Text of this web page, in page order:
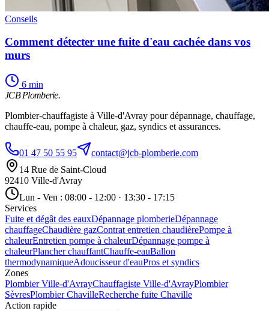
Conseils
Comment détecter une fuite d'eau cachée dans vos
murs
6 min
JCB Plomberie.
Plombier-chauffagiste à Ville-d'Avray pour dépannage, chauffage,
chauffe-eau, pompe à chaleur, gaz, syndics et assurances.
01 47 50 55 95
contact@jcb-plomberie.com
14 Rue de Saint-Cloud
92410 Ville-d'Avray
Lun - Ven : 08:00 - 12:00 · 13:30 - 17:15
Services
Fuite et dégât des eauxDépannage plomberieDépannage
chauffageChaudière gazContrat entretien chaudièrePompe à
chaleurEntretien pompe à chaleurDépannage pompe à
chaleurPlancher chauffantChauffe-eauBallon
thermodynamiqueAdoucisseur d'eauPros et syndics
Zones
Plombier Ville-d'AvrayChauffagiste Ville-d'AvrayPlombier
SèvresPlombier ChavilleRecherche fuite Chaville
Action rapide